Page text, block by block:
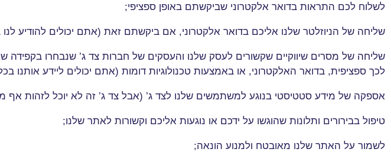
לשלוח לכם התראות בדואר אלקטרוני שביקשתם באופן ספציפי;
שליחה של הניוזלטר שלנו אליכם בדואר אלקטרוני, אם ביקשתם זאת (אתם יכולים להודיע
שליחה של מסרים שיווקיים שקשורים לעסק שלנו והעסקים של חברות צד ג’ שנבחרו
לכך ספציפית, בדואר האלקטרוני, או באמצעות טכנולוגיות דומות (אתם יכולים ליידע אותנו
אספקה של מידע סטטיסטי בנוגע למשתמשים שלנו לצד ג’ (אבל צד ג’ זה לא יוכל לזהות אף
טיפול בבירורים ותלונות שהוגשו על ידכם או נוגעות אליכם וקשורות לאתר שלנו;
לשמור על האתר שלנו מאובטח ולמנוע הונאה;